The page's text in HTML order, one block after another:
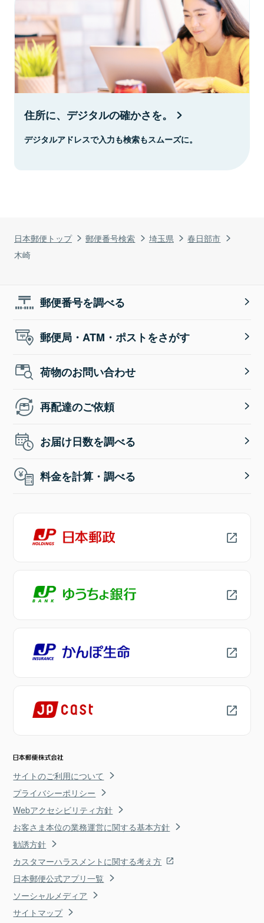
日本郵便トップ 郵便番号検索 埼玉県
春日部市
木崎
住所に、デジタルの確かさを。
デジタルアドレスで入力も検索もスムーズに。
郵便番号を調べる
郵便局・ATM・ポストをさがす
荷物のお問い合わせ
再配達のご依頼
お届け日数を調べる
料金を計算・調べる
サイトのご利用について
プライバシーポリシー
Webアクセシビリティ方針
お客さま本位の業務運営に関する基本方針
勧誘方針
カスタマーハラスメントに関する考え方
日本郵便公式アプリ一覧
ソーシャルメディア
サイトマップ